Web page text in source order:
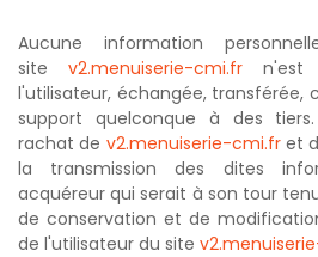
Aucune information
site v2.menuiserie-cmi.frn'est
l'utilisateur, échangée, transférée,
support quelconque à des
rachat de v2.menuiserie-cmi.fret
la transmission des dites
acquéreur qui serait à son tour
de conservation et de
de l'utilisateur du site